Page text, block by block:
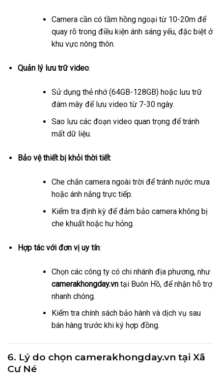
Camera cần có tầm hồng ngoại từ 10-20m để
quay rõ trong điều kiện ánh sáng yếu, đặc biệt ở
khu vực nông thôn.
Quản lý lưu trữ video:
Sử dụng thẻ nhớ (64GB-128GB) hoặc lưu trữ
đám mây để lưu video từ 7-30 ngày.
Sao lưu các đoạn video quan trọng để tránh
mất dữ liệu.
Bảo vệ thiết bị khỏi thời tiết:
Che chắn camera ngoài trời để tránh nước mưa
hoặc ánh nắng trực tiếp.
Kiểm tra định kỳ để đảm bảo camera không bị
che khuất hoặc hư hỏng.
Hợp tác với đơn vị uy tín:
Chọn các công ty có chi nhánh địa phương, như
camerakhongday.vntại Buôn Hồ, để nhận hỗ trợ
nhanh chóng.
Kiểm tra chính sách bảo hành và dịch vụ sau
bán hàng trước khi ký hợp đồng.
6. Lý do chọn camerakhongday.vn tại Xã
Cư Né